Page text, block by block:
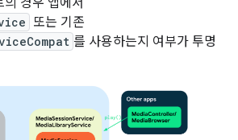
경우 앱에서
또는 기존
를 사용하는지 여부가 투명